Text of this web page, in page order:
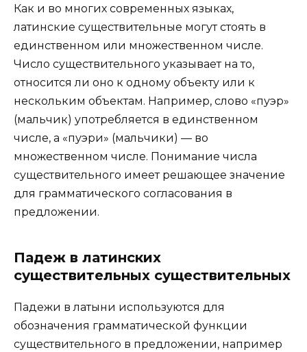
Как и во многих современных языках,
латинские существительные могут стоять в
единственном или множественном числе.
Число существительного указывает на то,
относится ли оно к одному объекту или к
нескольким объектам. Например, слово «пуэр»
(мальчик) употребляется в единственном
числе, а «пуэри» (мальчики) — во
множественном числе. Понимание числа
существительного имеет решающее значение
для грамматического согласования в
предложении.
Падеж в латинских
существительных существительных
Падежи в латыни используются для
обозначения грамматической функции
существительного в предложении, например